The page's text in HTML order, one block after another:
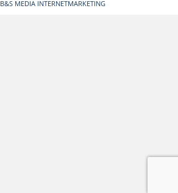
B&S MEDIA INTERNETMARKETING